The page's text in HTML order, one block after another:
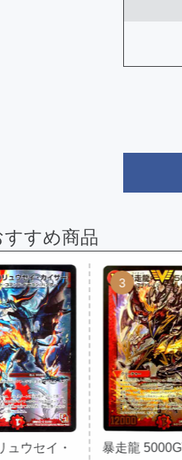
すめ商品
イ・
3
暴走龍 5000GT